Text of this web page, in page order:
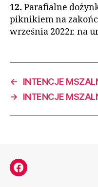
12. Parafialne
piknikiem na
września 2022r. na
←
INTENCJE
→
INTENCJE
Facebook